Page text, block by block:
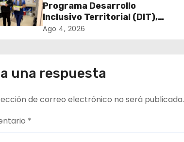
Programa Desarrollo
Inclusivo Territorial (DIT),
realizó la entrega de Cajas
Marqués Vismara.
Ago 4, 2026
una respuesta
de correo electrónico no será publicada.
*